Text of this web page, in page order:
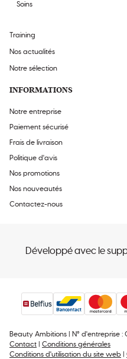
Soins
Training
Nos actualités
Notre sélection
INFORMATIONS
Notre entreprise
Paiement sécurisé
Frais de livraison
Politique d'avis
Nos promotions
Nos nouveautés
Contactez-nous
Développé avec le
Beauty Ambitions | N° d'entreprise :
Contact
Conditions générales
Conditions d'utilisation du site web